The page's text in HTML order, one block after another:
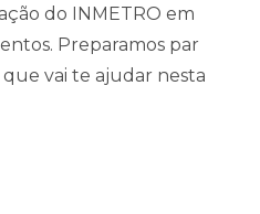
do INMETRO em
Preparamos par
vai te ajudar nesta